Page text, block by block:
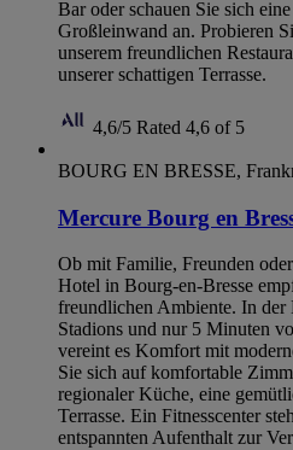
Bar oder schauen Sie sich
Großleinwand an. Probieren
unserem freundlichen
unserer schattigen Terrasse.
4,6/5 Rated 4,6 of 5
BOURG EN BRESSE,
Mercure Bourg en
Ob mit Familie, Freunden
Hotel in Bourg-en-Bresse
freundlichen Ambiente. In der
Stadions und nur 5 Minuten
vereint es Komfort mit
Sie sich auf komfortable
regionaler Küche, eine
Terrasse. Ein Fitnesscenter
entspannten Aufenthalt zur